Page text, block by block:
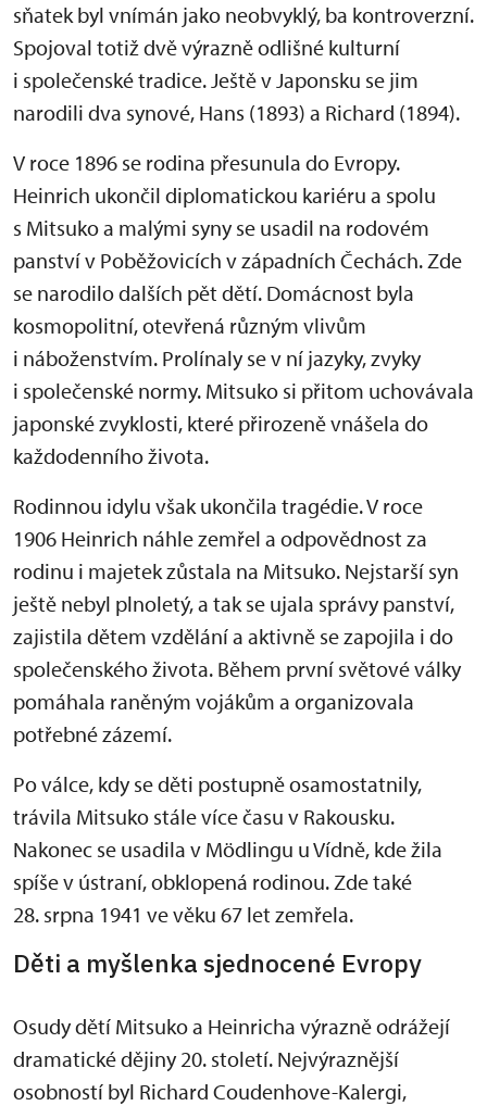
sňatek byl vnímán jako neobvyklý, ba kontroverzní.
Spojoval totiž dvě výrazně odlišné kulturní
i společenské tradice. Ještě v Japonsku se jim
narodili dva synové, Hans (1893) a Richard (1894).
V roce 1896 se rodina přesunula do Evropy.
Heinrich ukončil diplomatickou kariéru a spolu
s Mitsuko a malými syny se usadil na rodovém
panství v Poběžovicích v západních Čechách. Zde
se narodilo dalších pět dětí. Domácnost byla
kosmopolitní, otevřená různým vlivům
i náboženstvím. Prolínaly se v ní jazyky, zvyky
i společenské normy. Mitsuko si přitom uchovávala
japonské zvyklosti, které přirozeně vnášela do
každodenního života.
Rodinnou idylu však ukončila tragédie. V roce
1906 Heinrich náhle zemřel a odpovědnost za
rodinu i majetek zůstala na Mitsuko. Nejstarší syn
ještě nebyl plnoletý, a tak se ujala správy panství,
zajistila dětem vzdělání a aktivně se zapojila i do
společenského života. Během první světové války
pomáhala raněným vojákům a organizovala
potřebné zázemí.
Po válce, kdy se děti postupně osamostatnily,
trávila Mitsuko stále více času v Rakousku.
Nakonec se usadila v Mödlingu u Vídně, kde žila
spíše v ústraní, obklopená rodinou. Zde také
28. srpna 1941 ve věku 67 let zemřela.
Děti a myšlenka sjednocené Evropy
Osudy dětí Mitsuko a Heinricha výrazně odrážejí
dramatické dějiny 20. století. Nejvýraznější
osobností byl Richard Coudenhove-Kalergi,